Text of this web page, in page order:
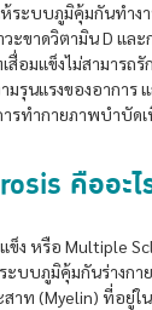
ระบบภูมิคุ้มกันทำง
วะขาดวิตามิน D แล
อมแข็งไม่สามารถ
รุนแรงของอาการ
ารทำกายภาพบำบั
คืออะไ
ข็ง หรือ Multiple
บบภูมิคุ้มกันร่างกา
าท (Myelin) ที่อยู่ใ